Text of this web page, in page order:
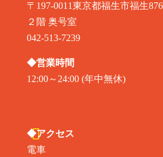
〒197-0011東京都福生市福生
２階 奥号室
042-513-7239
◆営業時間
12:00～24:00 (年中無休)
◆アクセス
電車